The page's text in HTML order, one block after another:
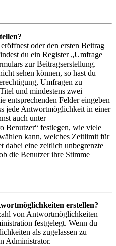
oder den ersten Beitrag
du ein Register „Umfrage
zur Beitragserstellung.
sehen können, so hast du
Umfragen zu
und mindestens zwei
entsprechenden Felder eingeben
jede Antwortmöglichkeit in einer
auch unter
Benutzer“ festlegen, wie viele
kann, welches Zeitlimit für
dabei eine zeitlich unbegrenzte
die Benutzer ihre Stimme
erstellen?
von Antwortmöglichkeiten
festgelegt. Wenn du
als zugelassen zu
Administrator.